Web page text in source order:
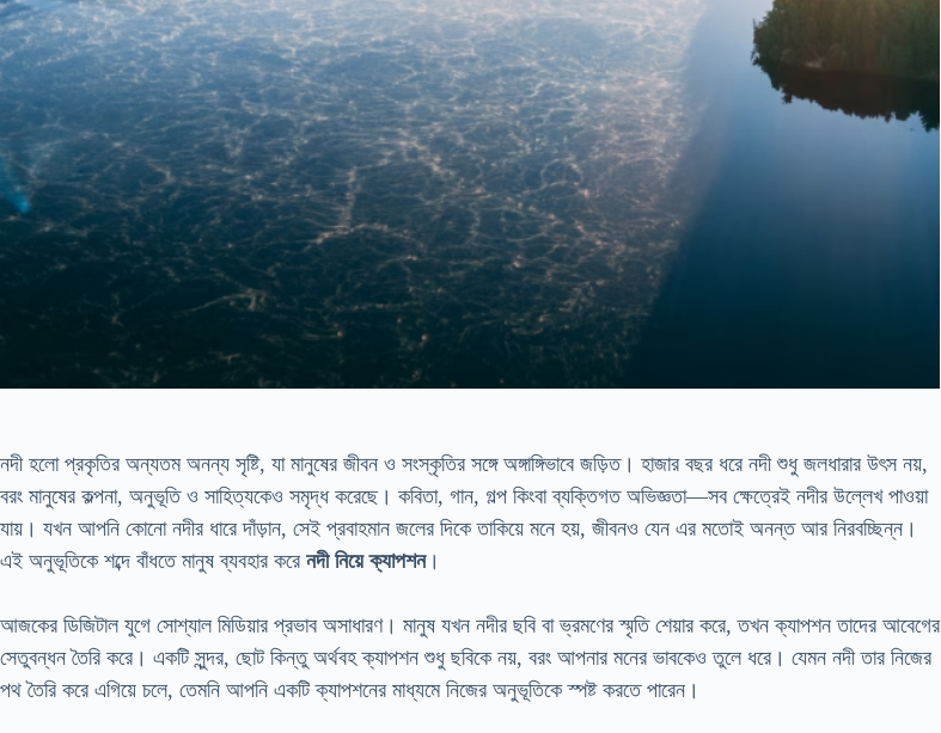
নদী হলো প্রকৃতির অন্যতম অনন্য সৃষ্টি, যা মানুষের জীবন ও সংস্কৃতির সঙ্গে অঙ্গাঙ্গিভাবে জড়িত। হাজার বছর ধরে নদী শুধু জলধারার উৎস নয়,
বরং মানুষের কল্পনা, অনুভূতি ও সাহিত্যকেও সমৃদ্ধ করেছে। কবিতা, গান, গল্প কিংবা ব্যক্তিগত অভিজ্ঞতা—সব ক্ষেত্রেই নদীর উল্লেখ পাওয়া
যায়। যখন আপনি কোনো নদীর ধারে দাঁড়ান, সেই প্রবাহমান জলের দিকে তাকিয়ে মনে হয়, জীবনও যেন এর মতোই অনন্ত আর নিরবচ্ছিন্ন।
এই অনুভূতিকে শব্দে বাঁধতে মানুষ ব্যবহার করে নদী নিয়ে ক্যাপশন।
আজকের ডিজিটাল যুগে সোশ্যাল মিডিয়ার প্রভাব অসাধারণ। মানুষ যখন নদীর ছবি বা ভ্রমণের স্মৃতি শেয়ার করে, তখন ক্যাপশন তাদের আবেগের
সেতুবন্ধন তৈরি করে। একটি সুন্দর, ছোট কিন্তু অর্থবহ ক্যাপশন শুধু ছবিকে নয়, বরং আপনার মনের ভাবকেও তুলে ধরে। যেমন নদী তার নিজের
পথ তৈরি করে এগিয়ে চলে, তেমনি আপনি একটি ক্যাপশনের মাধ্যমে নিজের অনুভূতিকে স্পষ্ট করতে পারেন।